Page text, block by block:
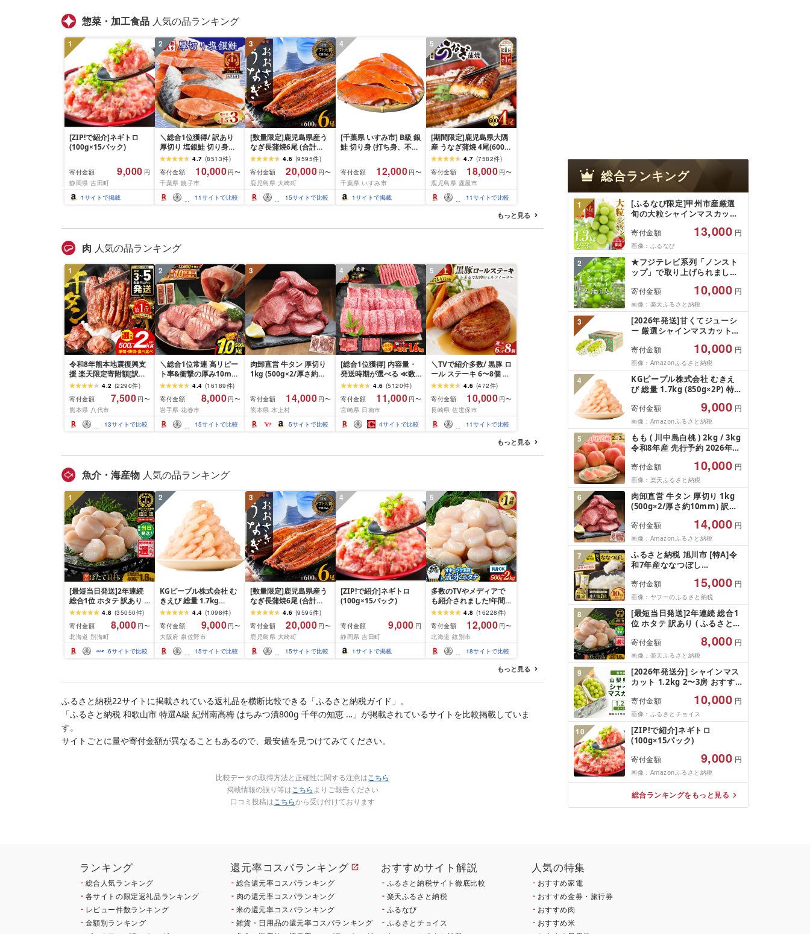
惣菜・加工食品 人気の品ランキング
1
[ZIP!で紹介]ネギトロ
(100g×15パック)
寄付金額 9,000 円
静岡県 吉田町
1サイトで掲載
2
＼総合1位獲得/ 訳あり
厚切り 塩銀鮭 切り身
1.5kg 2kg 3kg 定期便
[選べる内容量] 人気 鮭
さけ しゃけ サーモン 魚
魚介類 魚介 魚貝 水産 海
鮮 海産物 冷凍 厚切 肉
厚 塩鮭 銀鮭 ふるさと 送
4.7 (8513件)
寄付金額
10,000 円〜
千葉県 銚子市
11サイトで比較
3
[数量限定]鹿児島県産う
なぎ長蒲焼6尾 (合計
600g以上)4.6 (9595件)
寄付金額
20,000 円〜
鹿児島県 大崎町
15サイトで比較
4
[千葉県 いすみ市] B級 銀
鮭 切り身 (打ち身、不揃
凍 魚 訳あり 海鮮 西川
おつまみ おかず
寄付金額 12,000 円〜
千葉県 いすみ市
1サイトで掲載
5
[期間限定]鹿児島県大隅
産 うなぎ蒲焼 4尾(600g)
KN007-004-04-cp18 う
なぎ 鰻 魚 惣菜 総菜
4.7 (7582件)
寄付金額
18,000 円〜
鹿児島県 鹿屋市
11サイトで比較
もっと見る
肉 人気の品ランキング
1
令和8年熊本地震復興支
援 楽天限定寄附額[訳あ
り]牛タン 500g〜2kg 肉
牛肉 訳あり 牛タン 冷凍
小分け 厚切り 薄切り 食
べ比べ 500g 1kg 1.5kg
2kg 牛 人気 ビーフ 牛た
ん ふるさと納税 ランキ
4.2 (2290件)
寄付金額
7,500 円〜
熊本県 八代市
13サイトで比較
2
＼総合1位常連 高リピー
ト率&衝撃の厚み10mm
厚切り牛タン 塩味/ ≪ス
ピード発送!!10営業日以
内発送≫ 選べる内容量
500g / 1kg 定期便 毎月
届く 牛肉 肉 BBQ ふるさ
と 人気 ランキング 岩手
4.4 (16189件)
寄付金額
8,000 円〜
岩手県 花巻市
15サイトで比較
3
肉卸直営 牛タン 厚切り
1kg (500g×2/厚さ約
牛肉 焼肉 冷凍 スライス
業務用 バーベキュー
BBQ おつまみ ギフト お
祝い お中元 夏ギフト
寄付金額 14,000 円〜
熊本県 水上村
5サイトで比較
4
[総合1位獲得] 内容量・
発送時期が選べる ≪数
量限定≫ 宮崎牛 赤身 ス
ライス 焼肉 国産 肉 牛肉
薄切り 黒毛和牛 A4 A5
人気 小分け 焼き肉 すき
焼き しゃぶしゃぶ 牛丼
BBQ ギフト 贈り物 おす
4.6 (5120件)
寄付金額
11,000 円〜
宮崎県 日南市
4サイトで比較
5
＼TVで紹介多数/ 黒豚 ロ
ール ステーキ 6〜8個 ≪
お箸でほぐせるやわらか
さ≫ 職人厳選 無添加 小
分け オリジナル ポーク
ステーキ 子供も安心 豚
豚肉 セット ジューシー
ギフト 贈り物 おすすめ
おかず 簡単調理 人気 送
4.6 (472件)
寄付金額
10,000 円〜
長崎県 佐世保市
11サイトで比較
もっと見る
魚介・海産物 人気の品ランキング
1
[最短当日発送]2年連続
総合1位 ホタテ 訳あり (
ふるさと納税 ほたて ふ
るさと納税 訳あり 帆立
ふるさと わけあり ホタ
テ貝柱 貝 人気 不揃い 刺
身 規格外 魚介 ランキン
グ 海鮮 冷凍 発送時期が
4.8 (35050件)
寄付金額
8,000 円〜
北海道 別海町
6サイトで比較
2
KGピープル株式会社 む
きえび 総量 1.7kg
(850g×2P) 特大 5Lサイ
ズ バナメイエビ バラ凍
結 下処理不要 サイズ不
揃い 訳あり
4.4 (1098件)
寄付金額
9,000 円〜
大阪府 泉佐野市
15サイトで比較
3
[数量限定]鹿児島県産う
なぎ長蒲焼6尾 (合計
600g以上)4.6 (9595件)
寄付金額
20,000 円〜
鹿児島県 大崎町
15サイトで比較
4
[ZIP!で紹介]ネギトロ
(100g×15パック)
寄付金額 9,000 円
静岡県 吉田町
1サイトで掲載
5
多数のTVやメディアで
も紹介されました!年間
総合ランキング4年連続1
位!北海道オホーツク海
産ホタテ玉冷 | ホタテ
ほたて hotate 帆立 貝柱
刺身 冷凍 貝 訳あり わけ
あり ワケアリ 大粒 サイ
ズ不揃い バラエティ 選
4.8 (16228件)
寄付金額
12,000 円〜
北海道 紋別市
18サイトで比較
もっと見る
ふるさと納税22サイトに掲載されている返礼品を横断比較できる「ふるさと納税ガイド」。
「ふるさと納税 和歌山市 特選A級 紀州南高梅 はちみつ漬800g 千年の知恵 …」が掲載されているサイトを比較掲載していま
す。
サイトごとに量や寄付金額が異なることもあるので、最安値を見つけてみてください。
比較データの取得方法と正確性に関する注意はこちら
掲載情報の誤り等はこちらよりご報告ください
口コミ投稿はこちらから受け付けております
総合ランキング
1
[ふるなび限定]甲州市産厳選
旬の大粒シャインマスカット
(MG)B12-472 FN-Limited-
VO シャインマスカット フル
ーツ
寄付金額 13,000 円
画像：ふるなび
2
★フジテレビ系列「ノンスト
ップ」で取り上げられました!
ルプス市産シャインマスカッ
ト1.2kg以上(2〜3房)ふるさと
納税 おすすめ 山梨県 南アル
プス市 送料無料 AL
寄付金額 10,000 円
画像：楽天ふるさと納税
3
[2026年発送]甘くてジューシ
ー 厳選シャインマスカット
日)から10月下旬までの発送)
フルーツ ぶどう 果物 山梨県
産 2026 旬 大粒 高級 ブドウ
葡萄 富士吉田市
寄付金額 10,000 円
画像：Amazonふるさと納税
4
KGピープル株式会社 むきえ
び 総量 1.7kg (850g×2P) 特大
凍結 下処理不要 サイズ不揃い
訳あり
寄付金額 9,000 円
画像：Amazonふるさと納税
5
もも ( 川中島白桃 ) 2kg / 3kg
令和8年産 先行予約 2026年
ツ 秀品 のし 贈答 ギフト おす
そ分け 期間限定 冷蔵便 送料
無料 産地直送 お取り寄せ [ 山
形県 天童市 ]
寄付金額 10,000 円
画像：楽天ふるさと納税
6
肉卸直営 牛タン 厚切り 1kg
(500g×2/厚さ約10mm) 訳あ
ライス 業務用 バーベキュー
BBQ おつまみ ギフト お祝い
お中元 夏ギフト
寄付金額 14,000 円
画像：Amazonふるさと納税
7
ふるさと納税 旭川市 [特A]令
和7年産ななつぼし
お米[さとふる限定]_05957
寄付金額 15,000 円
画像：ヤフーのふるさと納税
8
[最短当日発送]2年連続 総合1
位 ホタテ 訳あり ( ふるさと納
り 帆立 ふるさと わけあり ホ
タテ貝柱 貝 人気 不揃い 刺身
規格外 魚介 ランキング 海鮮
冷凍 発送時期が選べる 北海道
別海町 )(クラウドファンディ
ング対象)
寄付金額 8,000 円
画像：楽天ふるさと納税
9
[2026年発送分] シャインマス
カット 1.2kg 2〜3房 おすす
ーツ ブドウ 果物 ぶどう シャ
イン マスカット くだもの お
届け 国産 葡萄 贈答 新鮮
寄付金額 10,000 円
画像：ふるさとチョイス
10
[ZIP!で紹介]ネギトロ
(100g×15パック)
寄付金額 9,000 円
画像：Amazonふるさと納税
総合ランキングをもっと見る
ランキング
総合人気ランキング
各サイトの限定返礼品ランキング
レビュー件数ランキング
金額別ランキング
還元率コスパランキング
総合還元率コスパランキング
肉の還元率コスパランキング
米の還元率コスパランキング
雑貨・日用品の還元率コスパランキング
おすすめサイト解説
ふるさと納税サイト徹底比較
楽天ふるさと納税
ふるなび
ふるさとチョイス
人気の特集
おすすめ家電
おすすめ金券・旅行券
おすすめ肉
おすすめ米